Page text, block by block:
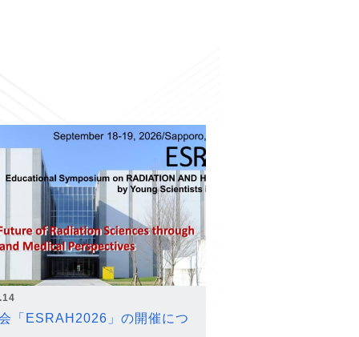
「ESRAH2026」の開催につ